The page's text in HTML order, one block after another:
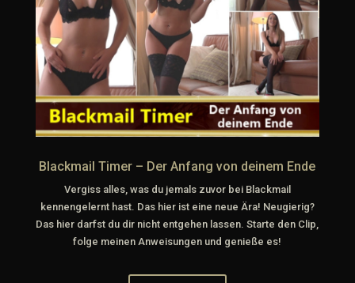
Blackmail Timer – Der Anfang von deinem Ende
Vergiss alles, was du jemals zuvor bei Blackmail
kennengelernt hast. Das hier ist eine neue Ära! Neugierig?
Das hier darfst du dir nicht entgehen lassen. Starte den Clip,
folge meinen Anweisungen und genieße es!